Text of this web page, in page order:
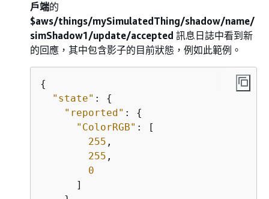
戶端的
$aws/things/mySimulatedThing/shadow/name/
simShadow1/update/accepted 訊息日誌中看到新
的回應，其中包含影子的目前狀態，例如此範例。
{
"state" : {
"reported" : {
"ColorRGB" : [
255 ,
255 ,
0
      ]